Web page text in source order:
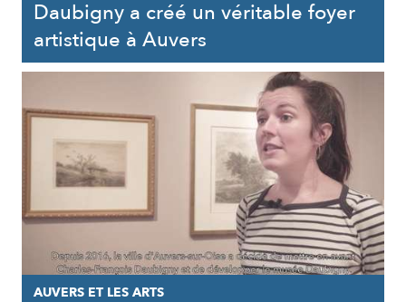
Daubigny a créé un véritable foyer
artistique à Auvers
AUVERS ET LES ARTS